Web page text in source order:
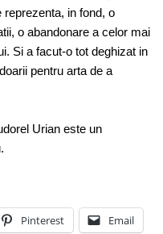
in fond, o
o abandonare a celor mai
Si a facut-o tot deghizat in
pentru arta de a
Urian este un
Pinterest Email